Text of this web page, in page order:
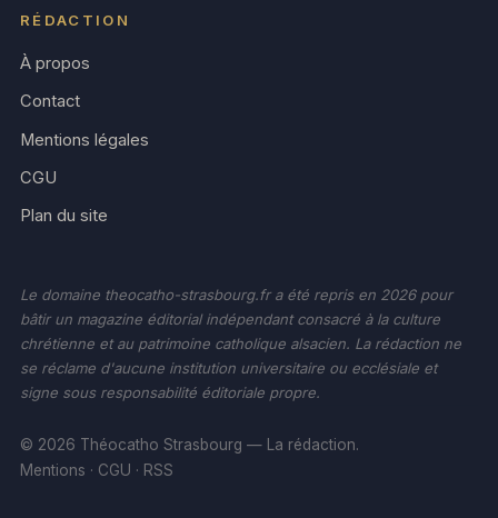
RÉDACTION
À propos
Contact
Mentions légales
CGU
Plan du site
Le domaine theocatho-strasbourg.fr a été repris en 2026 pour
bâtir un magazine éditorial indépendant consacré à la culture
chrétienne et au patrimoine catholique alsacien. La rédaction ne
se réclame d'aucune institution universitaire ou ecclésiale et
signe sous responsabilité éditoriale propre.
© 2026 Théocatho Strasbourg — La rédaction.
Mentions · CGU · RSS